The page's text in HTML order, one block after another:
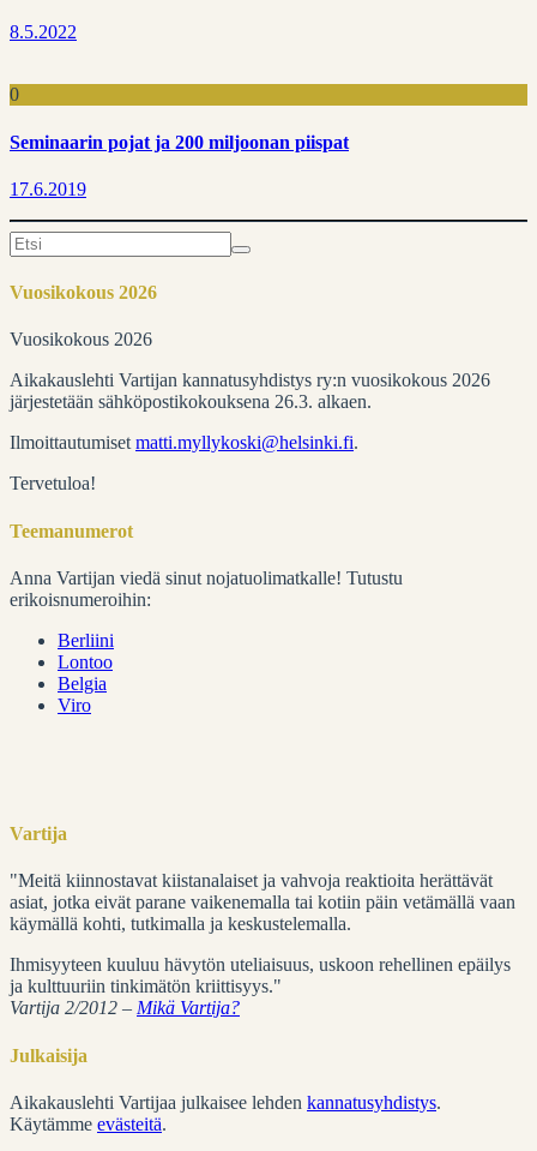
8.5.2022
0
Seminaarin pojat ja 200 miljoonan piispat
17.6.2019
Search
for:
Vuosikokous 2026
Vuosikokous 2026
Aikakauslehti Vartijan kannatusyhdistys ry:n vuosikokous 2026
järjestetään sähköpostikokouksena 26.3. alkaen.
Ilmoittautumiset matti.myllykoski@helsinki.fi.
Tervetuloa!
Teemanumerot
Anna Vartijan viedä sinut nojatuolimatkalle! Tutustu
erikoisnumeroihin:
Berliini
Lontoo
Belgia
Viro
Vartija
"Meitä kiinnostavat kiistanalaiset ja vahvoja reaktioita herättävät
asiat, jotka eivät parane vaikenemalla tai kotiin päin vetämällä vaan
käymällä kohti, tutkimalla ja keskustelemalla.
Ihmisyyteen kuuluu hävytön uteliaisuus, uskoon rehellinen epäilys
ja kulttuuriin tinkimätön kriittisyys."
Vartija 2/2012 – Mikä Vartija?
Julkaisija
Aikakauslehti Vartijaa julkaisee lehden kannatusyhdistys.
Käytämme evästeitä.